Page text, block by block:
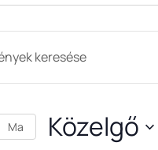
Ma Közelgő